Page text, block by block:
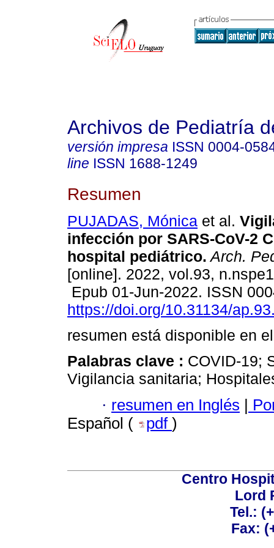
Archivos de Pediatría
versión impresa ISSN 0004-
line ISSN 1688-1249
Resumen
PUJADAS, Mónica et al.
infección por SARS-CoV-2
hospital pediátrico. Arch.
[online]. 2022, vol.93,
Epub 01-Jun-2022. ISSN
https://doi.org/10.31134/
resumen está disponible en
Palabras clave : COVID-19;
Vigilancia sanitaria;
· resumen en Inglés |
Español (
pdf )
Centro
Lord
Tel.:
Fax: